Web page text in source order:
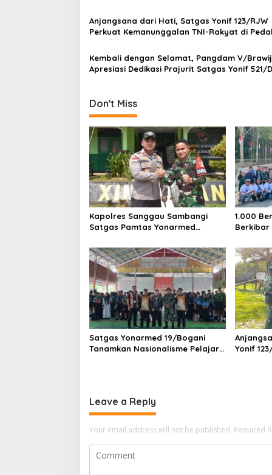
t
o
Anjangsana dari Hati, Satgas Yonif 123/RJW
Perkuat Kemanunggalan TNI-Rakyat di
Kembali dengan Selamat, Pangdam V/
Apresiasi Dedikasi Prajurit Satgas Yonif 521/
Don't Miss
Kapolres Sanggau Sambangi
Satgas Pamtas Yonarmed
Polri di Perbatasan
1.000
Berkibar
Satgas Yonarmed 19/Bogani
Tanamkan Nasionalisme Pelajar
Yonif
Leave a Reply
Your email address will not be published. Required